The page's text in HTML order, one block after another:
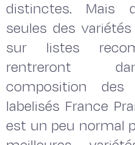
distinctes. Mais
seules des
sur listes
rentreront
composition des
labelisés France
est un peu normal